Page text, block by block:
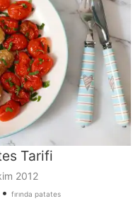
Tarifi
2012
• fırında patates